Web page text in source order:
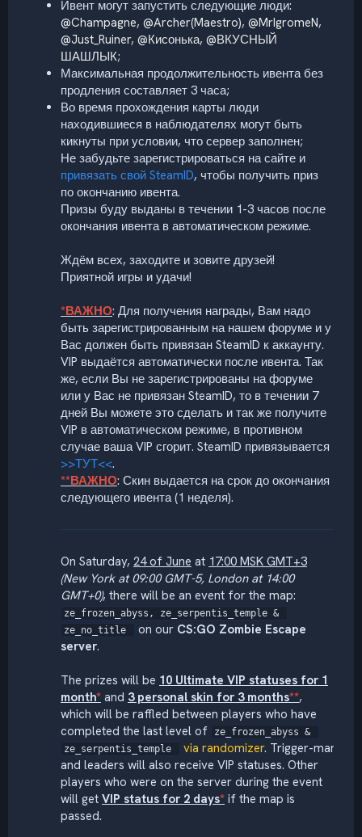
Ивент могут запустить следующие люди:
@Champagne, @Archer(Maestro), @MrIgromeN,
@Just_Ruiner, @Кисонька, @ВКУСНЫЙ
ШАШЛЫК;
Максимальная продолжительность ивента без
продления составляет 3 часа;
Во время прохождения карты люди
находившиеся в наблюдателях могут быть
кикнуты при условии, что сервер заполнен;
Не забудьте зарегистрироваться на сайте и
привязать свой SteamID, чтобы получить приз
по окончанию ивента.
Призы буду выданы в течении 1-3 часов после
окончания ивента в автоматическом режиме.
Ждём всех, заходите и зовите друзей!
Приятной игры и удачи!
*ВАЖНО: Для получения награды, Вам надо
быть зарегистрированным на нашем форуме и у
Вас должен быть привязан SteamID к аккаунту.
VIP выдаётся автоматически после ивента. Так
же, если Вы не зарегистрированы на форуме
или у Вас не привязан SteamID, то в течении 7
дней Вы можете это сделать и так же получите
VIP в автоматическом режиме, в противном
случае ваша VIP сгорит. SteamID привязывается
>>ТУТ<<.
**ВАЖНО: Скин выдается на срок до окончания
следующего ивента (1 неделя).
On Saturday, 24 of June at 17:00 MSK GMT+3
(New York at 09:00 GMT-5, London at 14:00
GMT+0), there will be an event for the map:
ze_frozen_abyss, ze_serpentis_temple &
ze_no_title
on our CS:GO Zombie Escape
server.
The prizes will be 10 Ultimate VIP statuses for 1
month* and 3 personal skin for 3 months**,
which will be raffled between players who have
completed the last level of
ze_frozen_abyss &
ze_serpentis_temple
via randomizer. Trigger-man
and leaders will also receive VIP statuses. Other
players who were on the server during the event
will get VIP status for 2 days* if the map is
passed.